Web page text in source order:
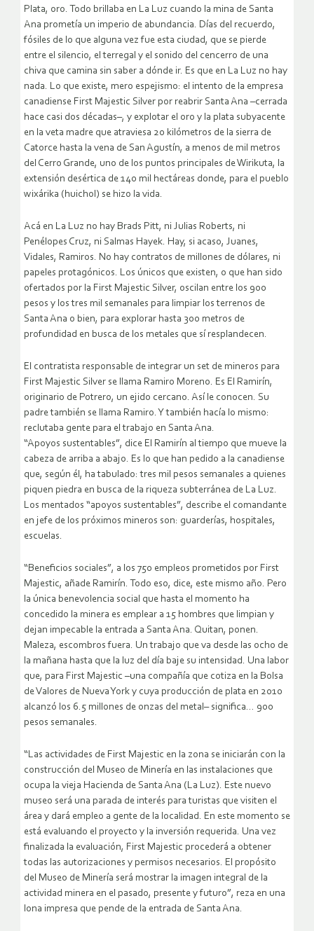
Plata, oro. Todo brillaba en La Luz cuando la mina de Santa
Ana prometía un imperio de abundancia. Días del recuerdo,
fósiles de lo que alguna vez fue esta ciudad, que se pierde
entre el silencio, el terregal y el sonido del cencerro de una
chiva que camina sin saber a dónde ir. Es que en La Luz no hay
nada. Lo que existe, mero espejismo: el intento de la empresa
canadiense First Majestic Silver por reabrir Santa Ana –cerrada
hace casi dos décadas–, y explotar el oro y la plata subyacente
en la veta madre que atraviesa 20 kilómetros de la sierra de
Catorce hasta la vena de San Agustín, a menos de mil metros
del Cerro Grande, uno de los puntos principales de Wirikuta, la
extensión desértica de 140 mil hectáreas donde, para el pueblo
wixárika (huichol) se hizo la vida.
Acá en La Luz no hay Brads Pitt, ni Julias Roberts, ni
Penélopes Cruz, ni Salmas Hayek. Hay, si acaso, Juanes,
Vidales, Ramiros. No hay contratos de millones de dólares, ni
papeles protagónicos. Los únicos que existen, o que han sido
ofertados por la First Majestic Silver, oscilan entre los 900
pesos y los tres mil semanales para limpiar los terrenos de
Santa Ana o bien, para explorar hasta 300 metros de
profundidad en busca de los metales que sí resplandecen.
El contratista responsable de integrar un set de mineros para
First Majestic Silver se llama Ramiro Moreno. Es El Ramirín,
originario de Potrero, un ejido cercano. Así le conocen. Su
padre también se llama Ramiro. Y también hacía lo mismo:
reclutaba gente para el trabajo en Santa Ana.
“Apoyos sustentables”, dice El Ramirín al tiempo que mueve la
cabeza de arriba a abajo. Es lo que han pedido a la canadiense
que, según él, ha tabulado: tres mil pesos semanales a quienes
piquen piedra en busca de la riqueza subterránea de La Luz.
Los mentados “apoyos sustentables”, describe el comandante
en jefe de los próximos mineros son: guarderías, hospitales,
escuelas.
“Beneficios sociales”, a los 750 empleos prometidos por First
Majestic, añade Ramirín. Todo eso, dice, este mismo año. Pero
la única benevolencia social que hasta el momento ha
concedido la minera es emplear a 15 hombres que limpian y
dejan impecable la entrada a Santa Ana. Quitan, ponen.
Maleza, escombros fuera. Un trabajo que va desde las ocho de
la mañana hasta que la luz del día baje su intensidad. Una labor
que, para First Majestic –una compañía que cotiza en la Bolsa
de Valores de Nueva York y cuya producción de plata en 2010
alcanzó los 6.5 millones de onzas del metal– significa… 900
pesos semanales.
“Las actividades de First Majestic en la zona se iniciarán con la
construcción del Museo de Minería en las instalaciones que
ocupa la vieja Hacienda de Santa Ana (La Luz). Este nuevo
museo será una parada de interés para turistas que visiten el
área y dará empleo a gente de la localidad. En este momento se
está evaluando el proyecto y la inversión requerida. Una vez
finalizada la evaluación, First Majestic procederá a obtener
todas las autorizaciones y permisos necesarios. El propósito
del Museo de Minería será mostrar la imagen integral de la
actividad minera en el pasado, presente y futuro”, reza en una
lona impresa que pende de la entrada de Santa Ana.